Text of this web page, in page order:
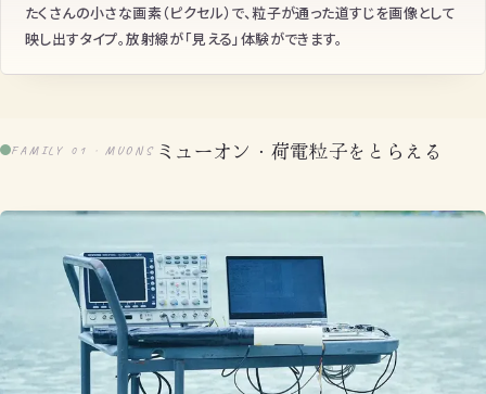
たくさんの小さな画素（ピクセル）で、粒子が通った道すじを画像として
映し出すタイプ。放射線が「見える」体験ができます。
FAMILY 01 · MUONS ミューオン・荷電粒子をとらえる